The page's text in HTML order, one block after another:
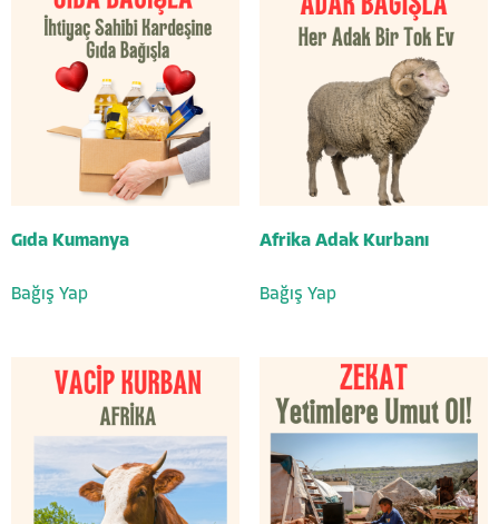
Gıda Kumanya
Bağış Yap
Afrika Adak Kurbanı
Bağış Yap